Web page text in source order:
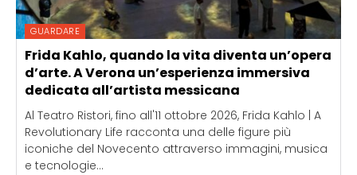
GUARDARE
Frida Kahlo, quando la vita diventa un’opera
d’arte. A Verona un’esperienza immersiva
dedicata all’artista messicana
Al Teatro Ristori, fino all'11 ottobre 2026, Frida Kahlo | A
Revolutionary Life racconta una delle figure più
iconiche del Novecento attraverso immagini, musica
e tecnologie...